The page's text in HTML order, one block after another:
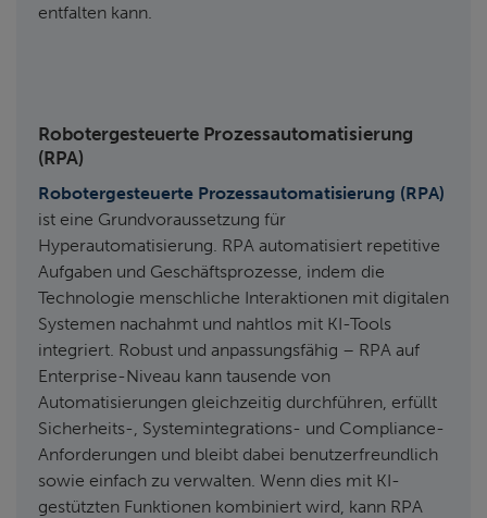
entfalten kann.
Robotergesteuerte Prozessautomatisierung
(RPA)
Robotergesteuerte Prozessautomatisierung (RPA)
ist eine Grundvoraussetzung für
Hyperautomatisierung. RPA automatisiert repetitive
Aufgaben und Geschäftsprozesse, indem die
Technologie menschliche Interaktionen mit digitalen
Systemen nachahmt und nahtlos mit KI-Tools
integriert. Robust und anpassungsfähig – RPA auf
Enterprise-Niveau kann tausende von
Automatisierungen gleichzeitig durchführen, erfüllt
Sicherheits-, Systemintegrations- und Compliance-
Anforderungen und bleibt dabei benutzerfreundlich
sowie einfach zu verwalten. Wenn dies mit KI-
gestützten Funktionen kombiniert wird, kann RPA